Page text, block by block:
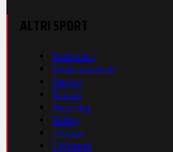
Formula 1
Motomondiale
Basket
Tennis
Running
Volley
eSports
Ciclismo